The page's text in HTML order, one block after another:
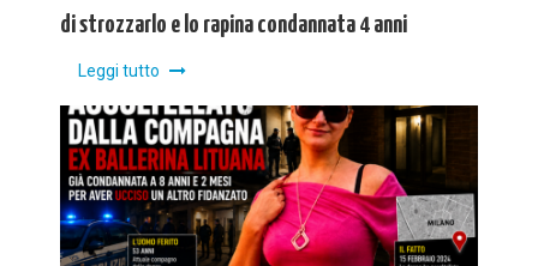
di strozzarlo e lo rapina condannata 4 anni
Leggi tutto